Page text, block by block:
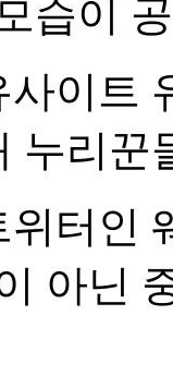
습이
이트
누리꾼
터인
아닌